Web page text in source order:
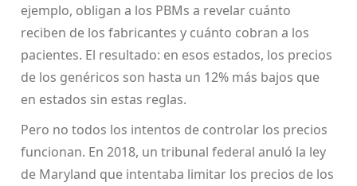
ejemplo, obligan a los PBMs a revelar cuánto
reciben de los fabricantes y cuánto cobran a los
pacientes. El resultado: en esos estados, los precios
de los genéricos son hasta un 12% más bajos que
en estados sin estas reglas.
Pero no todos los intentos de controlar los precios
funcionan. En 2018, un tribunal federal anuló la ley
de Maryland que intentaba limitar los precios de los